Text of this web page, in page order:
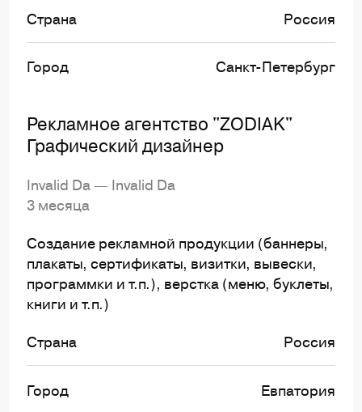
Страна Россия
Город Санкт-Петербург
Рекламное агентство "ZODIAK"
Графический дизайнер
Invalid Da — Invalid Da
3 месяца
Страна Россия
Город Евпатория
Создание рекламной продукции (баннеры,
плакаты, сертификаты, визитки, вывески,
программки и т.п.), верстка (меню, буклеты,
книги и т.п.)